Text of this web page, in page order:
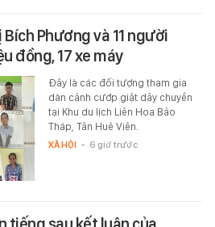
Phương và 11 người
đồng, 17 xe máy
Đây là các đối tượng tham gia
dàn cảnh cướp giật dây chuyền
tại Khu du lịch Liên Hoa Bảo
Tháp, Tân Huê Viên.
XÃ HỘI - 6 giờ trước